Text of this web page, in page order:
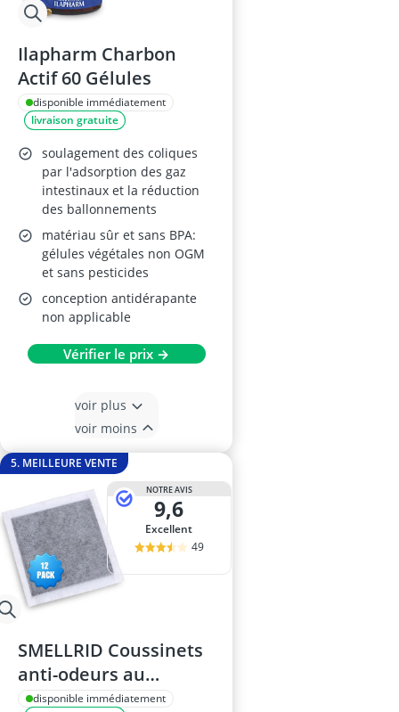
Ilapharm Charbon
Actif 60 Gélules
disponible immédiatement
livraison gratuite
soulagement des coliques
par l'adsorption des gaz
intestinaux et la réduction
des ballonnements
matériau sûr et sans BPA:
gélules végétales non OGM
et sans pesticides
conception antidérapante
non applicable
Vérifier le prix →
voir plus
voir moins
5. MEILLEURE VENTE
NOTRE AVIS
9,6
Excellent
49
SMELLRID Coussinets
anti-odeurs au
charbon actif
disponible immédiatement